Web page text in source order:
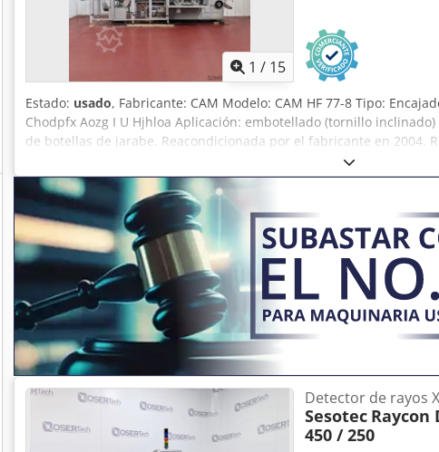
1 / 15
Estado: usado, Fabricante: CAM Modelo: CAM HF 77-8 Tipo:
Chodpfx Aozg I U Hjhloa Aplicación: embotellado (tornillo
de botellas de jarabe. Reacondicionada por el fabricante en 2004.
Rango de tamaño B: 12 mm a 70 mm Rango de formato C: 50 mm
B: 140 mm Distribución de prospectos. Documentación disponible
Detector de rayos X
Sesotec Raycon
450 / 250